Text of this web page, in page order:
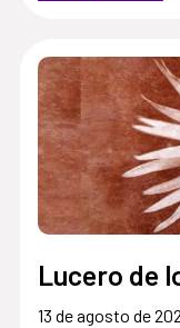
Lucero de
13 de agosto de